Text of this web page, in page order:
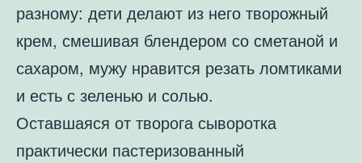
разному: дети делают из него творожный
крем, смешивая блендером со сметаной и
сахаром, мужу нравится резать ломтиками
и есть с зеленью и солью.
Оставшаяся от творога сыворотка
практически пастеризованный